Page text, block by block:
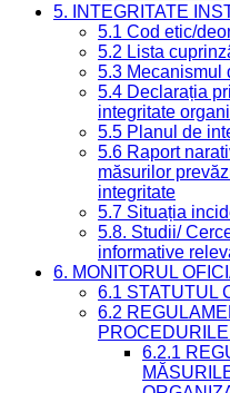
5. INTEGRITATE
5.1 Cod etic/
5.2 Lista
5.3 Mecanismul
5.4 Declarația
integritate
5.5 Planul de
5.6 Raport
măsurilor
integritate
5.7 Situația
5.8. Studii/
informative
6. MONITORUL
6.1 STATUTUL
6.2
6.2.1